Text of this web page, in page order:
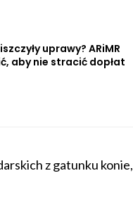
uprawy? ARiMR
aby nie stracić dopłat
z gatunku konie,